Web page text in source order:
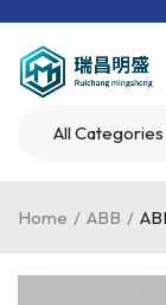
Home / ABB /